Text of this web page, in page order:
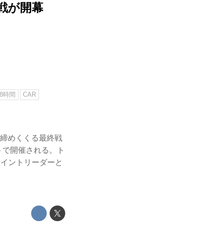
が開幕
時間 CAR
めくくる最終戦
開催される。ト
ントリーダーと